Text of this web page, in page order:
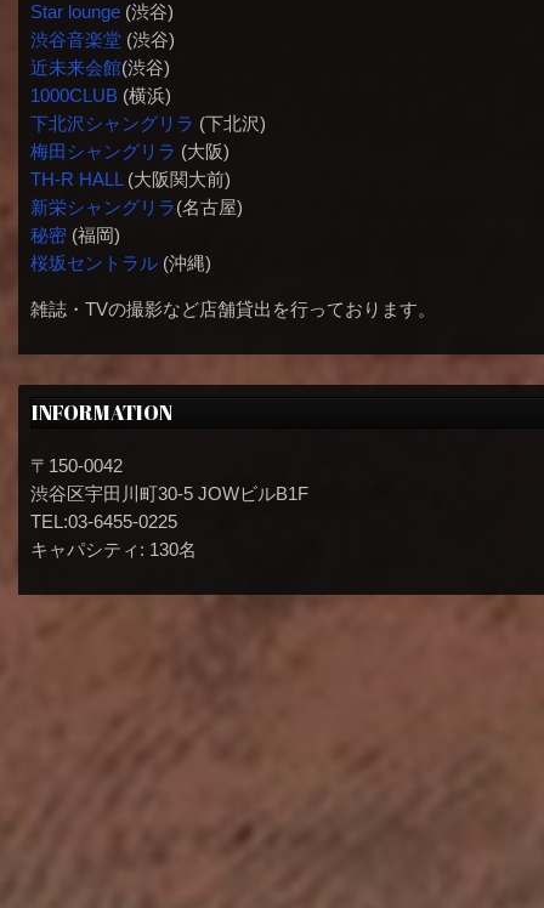
Star lounge(渋谷)
渋谷音楽堂(渋谷)
近未来会館(渋谷)
1000CLUB(横浜)
下北沢シャングリラ (下北沢)
梅田シャングリラ (大阪)
TH-R HALL(大阪関大前)
新栄シャングリラ(名古屋)
秘密(福岡)
桜坂セントラル(沖縄)
雑誌・TVの撮影など店舗貸出を行っております。
INFORMATION
〒150-0042
渋谷区宇田川町30-5 JOWビルB1F
TEL:03-6455-0225
キャパシティ: 130名